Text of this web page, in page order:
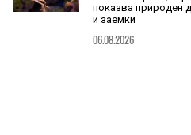
показва природен
и заемки
06.08.2026